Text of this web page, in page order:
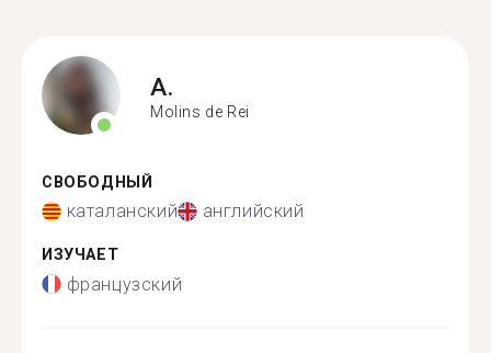
A.
Molins de Rei
СВОБОДНЫЙ
каталанский английский
ИЗУЧАЕТ
французский